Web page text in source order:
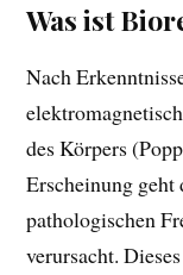
Was ist
Nach
des Körpers
Erscheinung
pathologischen
verursacht.